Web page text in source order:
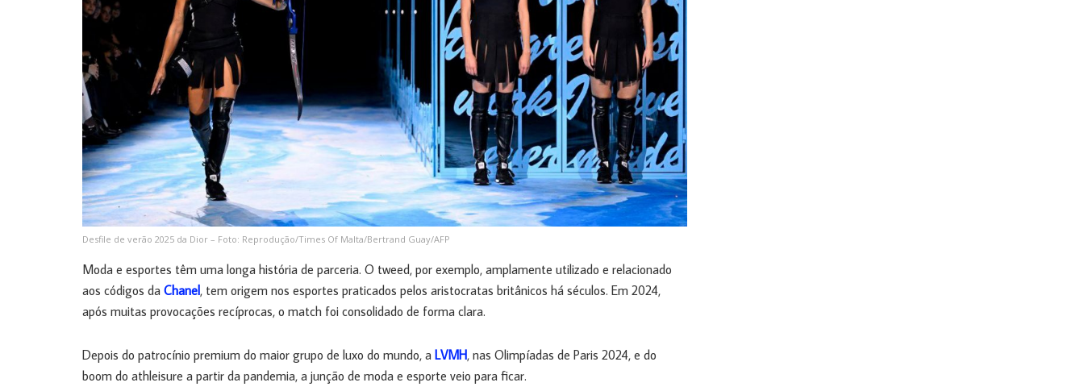
Desfile de verão 2025 da Dior – Foto: Reprodução/Times Of Malta/Bertrand Guay/AFP
Moda e esportes têm uma longa história de parceria. O tweed, por exemplo, amplamente utilizado e relacionado
aos códigos da Chanel, tem origem nos esportes praticados pelos aristocratas britânicos há séculos. Em 2024,
após muitas provocações recíprocas, o match foi consolidado de forma clara.
Depois do patrocínio premium do maior grupo de luxo do mundo, a LVMH, nas Olimpíadas de Paris 2024, e do
boom do athleisure a partir da pandemia, a junção de moda e esporte veio para ficar.